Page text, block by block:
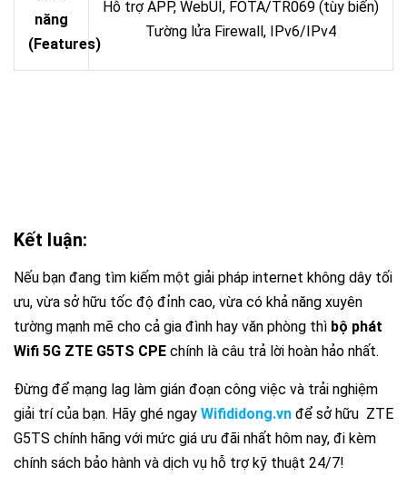
năng
(Features)
Hỗ trợ APP, WebUI, FOTA/TR069 (tùy biến)
Tường lửa Firewall, IPv6/IPv4
Kết luận:
Nếu bạn đang tìm kiếm một giải pháp internet không dây tối
ưu, vừa sở hữu tốc độ đỉnh cao, vừa có khả năng xuyên
tường mạnh mẽ cho cả gia đình hay văn phòng thì bộ phát
Wifi 5G ZTE G5TS CPE chính là câu trả lời hoàn hảo nhất.
Đừng để mạng lag làm gián đoạn công việc và trải nghiệm
giải trí của bạn. Hãy ghé ngay Wifididong.vn để sở hữu ZTE
G5TS chính hãng với mức giá ưu đãi nhất hôm nay, đi kèm
chính sách bảo hành và dịch vụ hỗ trợ kỹ thuật 24/7!